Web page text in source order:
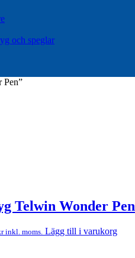
och speglar
Pen”
Telwin Wonder Pen
inkl. moms. Lägg till i varukorg